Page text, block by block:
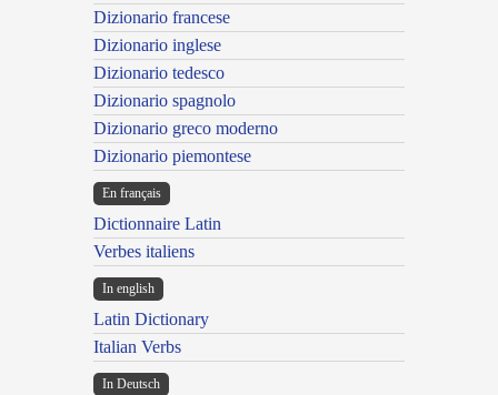
Dizionario francese
Dizionario inglese
Dizionario tedesco
Dizionario spagnolo
Dizionario greco moderno
Dizionario piemontese
En français
Dictionnaire Latin
Verbes italiens
In english
Latin Dictionary
Italian Verbs
In Deutsch